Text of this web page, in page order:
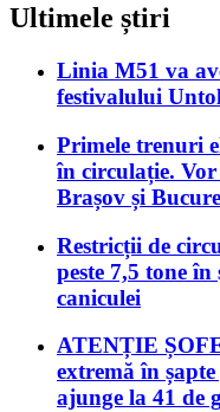
Ultimele știri
Linia M51 va
festivalului
Primele trenuri
în circulație.
Brașov și
Restricții de
peste 7,5 tone
caniculei
ATENȚIE
extremă în
ajunge la 41 de